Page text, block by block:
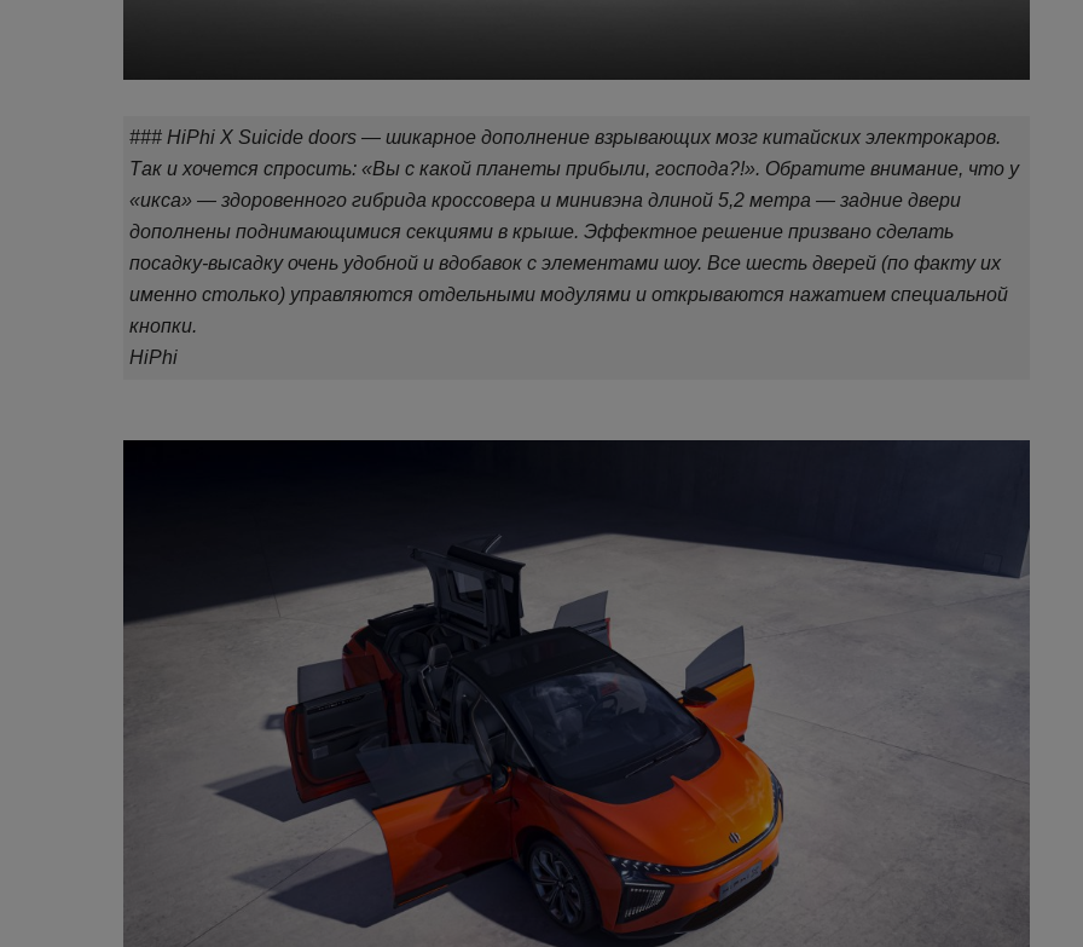
### HiPhi X Suicide doors — шикарное дополнение взрывающих мозг китайских электрокаров.
Так и хочется спросить: «Вы с какой планеты прибыли, господа?!». Обратите внимание, что у
«икса» — здоровенного гибрида кроссовера и минивэна длиной 5,2 метра — задние двери
дополнены поднимающимися секциями в крыше. Эффектное решение призвано сделать
посадку-высадку очень удобной и вдобавок с элементами шоу. Все шесть дверей (по факту их
именно столько) управляются отдельными модулями и открываются нажатием специальной
кнопки.
HiPhi